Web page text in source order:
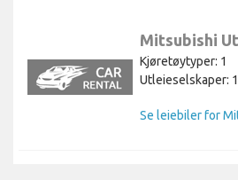
Mitsubishi
Kjøretøytyper: 1
Utleieselskaper:
Se leiebiler for